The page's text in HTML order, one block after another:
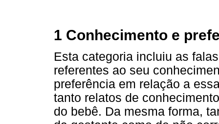
1 Conhecimento e
Esta categoria incluiu as
referentes ao seu
preferência em relação a
tanto relatos de
do bebê. Da mesma forma,